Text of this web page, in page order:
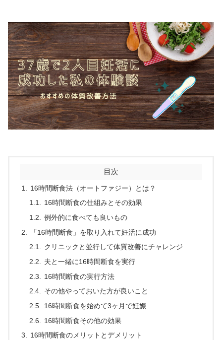
目次
16時間断食法（オートファジー）とは？
16時間断食の仕組みとその効果
例外的に食べても良いもの
「16時間断食」を取り入れて妊活に成功
クリニックと並行して体質改善にチャレンジ
夫と一緒に16時間断食を実行
16時間断食の実行方法
その他やっておいた方が良いこと
16時間断食を始めて3ヶ月で妊娠
16時間断食その他の効果
16時間断食のメリットとデメリット